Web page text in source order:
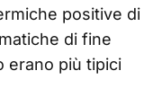
positive di
di fine
erano più tipici